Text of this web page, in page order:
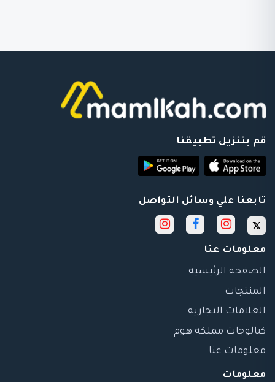
قم بتنزيل تطبيقنا
تابعنا علي وسائل التواصل
معلومات عنا
الصفحة الرئيسية
المنتجات
العلامات التجارية
كتالوجات مملكة هوم
معلومات عنا
معلومات